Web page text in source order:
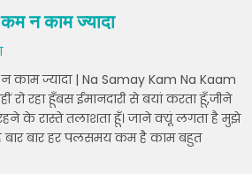
st t a
m
न काम ज्यादा
काम ज्यादा | Na Samay Kam Na Kaam
रो रहा हूँबस ईमानदारी से बयां करता हूँ,जीने
के रास्ते तलाशता हूँ। जाने क्यूं लगता है मुझे
बार हर पलसमय कम है काम बहुत